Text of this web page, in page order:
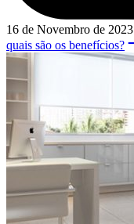
16 de Novembro de 2023
quais são os benefícios?